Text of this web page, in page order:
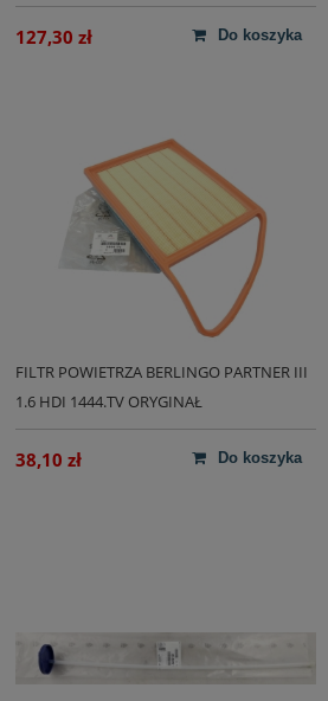
127,30 zł do koszyka
FILTR POWIETRZA BERLINGO PARTNER III
1.6 HDI 1444.TV ORYGINAŁ
38,10 zł do koszyka